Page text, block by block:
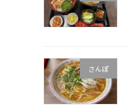
さんぽ